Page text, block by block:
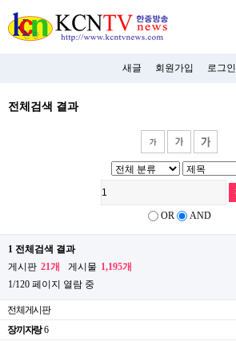
새글 회원가입 로그인
전체검색 결과
OR AND
1 전체검색 결과
게시판 21개 게시물 1,195개
1/120 페이지 열람 중
전체게시판
장끼자랑 6